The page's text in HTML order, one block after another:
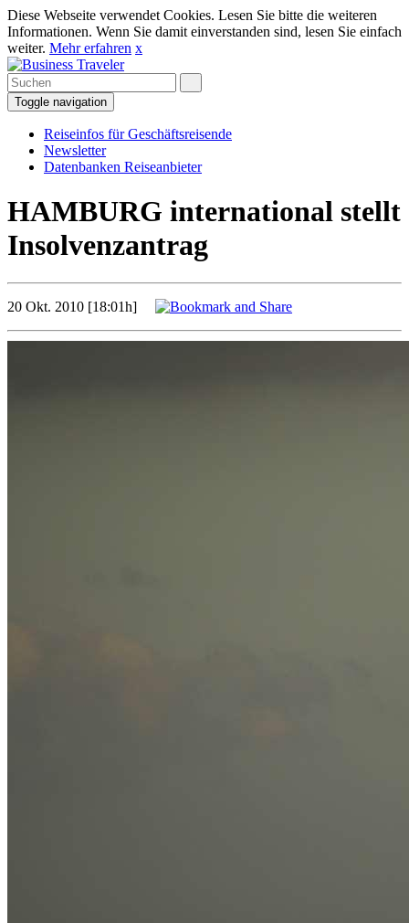
Diese Webseite verwendet Cookies. Lesen Sie bitte die weiteren
Informationen. Wenn Sie damit einverstanden sind, lesen Sie einfach
weiter. Mehr erfahren x
Toggle navigation
Reiseinfos für Geschäftsreisende
Newsletter
Datenbanken Reiseanbieter
HAMBURG international stellt
Insolvenzantrag
20 Okt. 2010 [18:01h]